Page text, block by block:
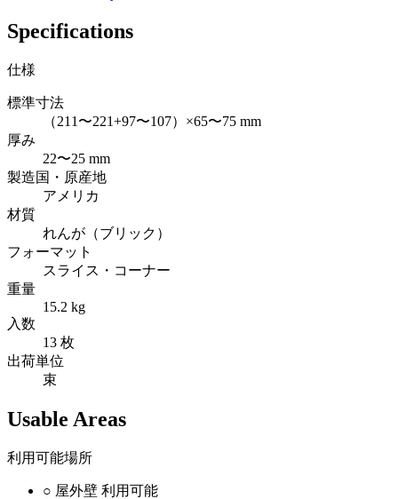
Specifications
仕様
標準寸法
（211〜221+97〜107）×65〜75 mm
厚み
22〜25 mm
製造国・原産地
アメリカ
材質
れんが（ブリック）
フォーマット
スライス・コーナー
重量
15.2 kg
入数
13 枚
出荷単位
束
Usable Areas
利用可能場所
○ 屋外壁 利用可能